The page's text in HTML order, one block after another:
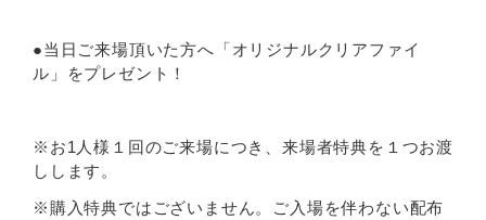
●当日ご来場頂いた方へ「オリジナルクリアファイ
ル」をプレゼント！
※お1人様１回のご来場につき、来場者特典を１つお渡
しします。
※購入特典ではございません。ご入場を伴わない配布